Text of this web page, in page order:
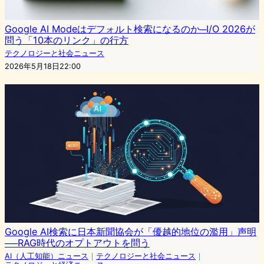
Google AI Modeはデフォルト検索になるのか─I/O 2026が
問う「10本のリンク」の行方
テクノロジーと社会ニュース
2026年5月18日22:00
Google AI検索に日本新聞協会が「優越的地位の濫用」声明
──RAG時代のオプトアウトを問う
AI（人工知能）ニュース ｜ テクノロジーと社会ニュース ｜